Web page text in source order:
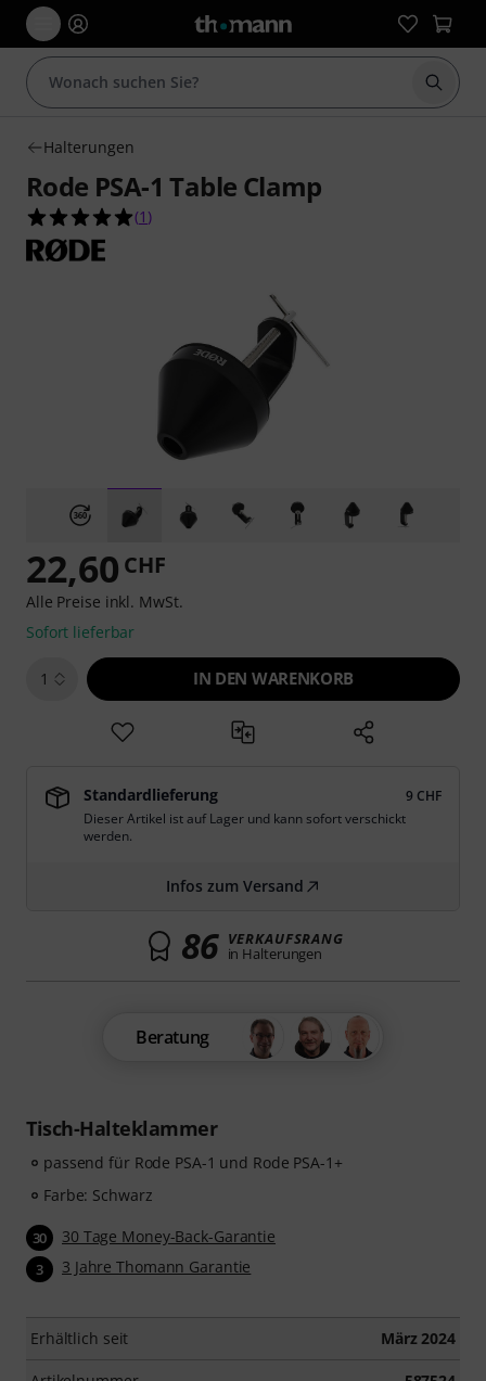
Suche
Halterungen
Rode PSA-1 Table Clamp
5.0 von 5 Sternen aus 1 Kundenbewertungen
(1 )
Tisch-Halteklammer
passend für Rode PSA-1 und Rode PSA-1+
Farbe: Schwarz
30 30 Tage Money-Back-Garantie
3 3 Jahre Thomann Garantie
Erhältlich seit März 2024
22,60 CHF
Alle Preise inkl. MwSt.
Sofort lieferbar
1 IN DEN WARENKORB
Standardlieferung
9 CHF
Dieser Artikel ist auf Lager und kann sofort verschickt
werden.
Infos zum Versand
86 VERKAUFSRANG
in Halterungen
Beratung